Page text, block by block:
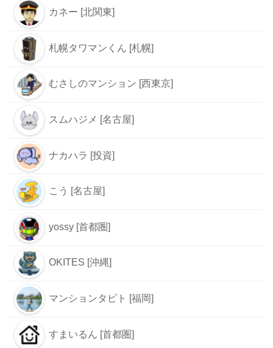
カネー [北関東]
札幌タワマンくん [札幌]
むさしのマンション [西東京]
スムハジメ [名古屋]
ナカハラ [投資]
こう [名古屋]
yossy [首都圏]
OKITES [沖縄]
マンションタビト [福岡]
すまいるん [首都圏]